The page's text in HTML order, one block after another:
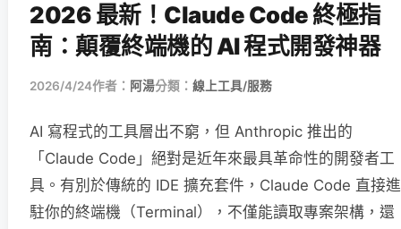
2026 最新！Claude Code 終極指
南：顛覆終端機的 AI 程式開發神器
2026/4/24作者： 阿湯分類： 線上工具/服務
AI 寫程式的工具層出不窮，但 Anthropic 推出的
「Claude Code」絕對是近年來最具革命性的開發者工
具。有別於傳統的 IDE 擴充套件，Claude Code 直接進
駐你的終端機（Terminal），不僅能讀取專案架構，還